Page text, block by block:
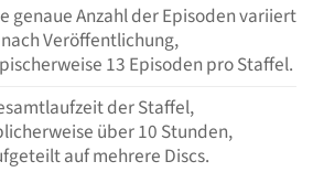
genaue Anzahl der Episoden variiert
Veröffentlichung,
13 Episoden pro Staffel.
der Staffel,
über 10 Stunden,
auf mehrere Discs.